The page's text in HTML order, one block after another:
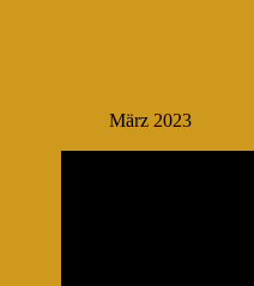
März 2023